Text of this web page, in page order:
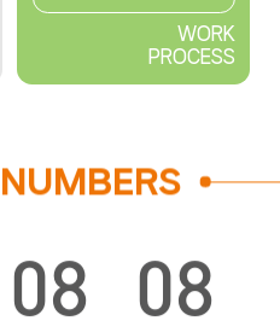
WORK
PROCESS
08 08